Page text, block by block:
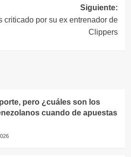
Siguiente:
criticado por su ex entrenador de
Clippers
pero ¿cuáles son los
cuando de apuestas